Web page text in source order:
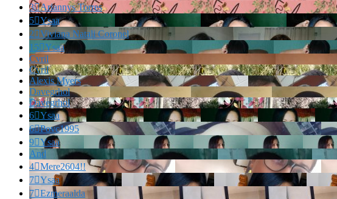
3Ariannys Torres
5Ysaa
2Viviana Natali Coronel
15Ysaa
Cvril
Cvril
Alexis Myers
Davegrhol
Davegrhol
6Ysaa
6Povc1995
9Ysaa
And
4Mere2604!!
7Ysaa
7Ezmeraalda